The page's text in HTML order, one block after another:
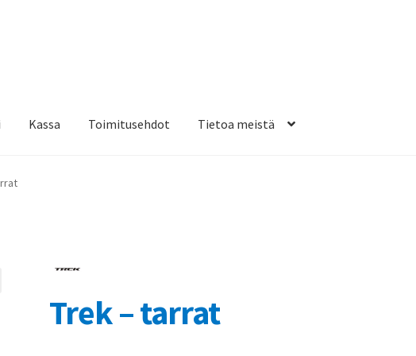
Kassa Toimitusehdot Tietoa meistä
& teippausten poisto
Trek – tarrat